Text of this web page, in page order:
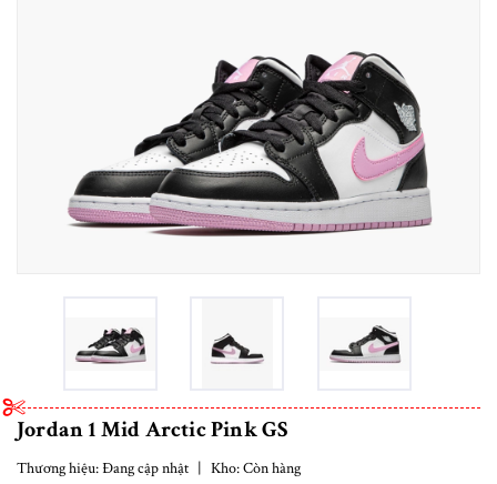
Jordan 1 Mid Arctic Pink GS
Thương hiệu:Đang cập nhật Kho:Còn hàng